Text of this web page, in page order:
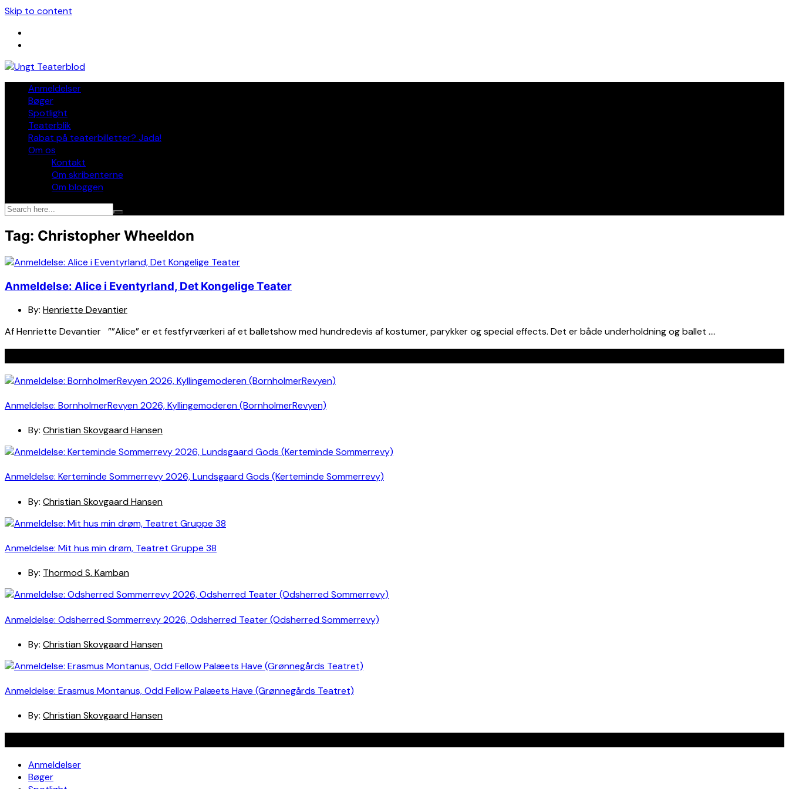
Skip to content
Anmeldelser
Bøger
Spotlight
Teaterblik
Rabat på teaterbilletter? Jada!
Om os
Kontakt
Om skribenterne
Om bloggen
Tag: Christopher Wheeldon
Anmeldelse: Alice i Eventyrland, Det Kongelige Teater
By: Henriette Devantier
Af Henriette Devantier ””Alice” er et festfyrværkeri af et balletshow med hundredevis af kostumer, parykker og special effects. Det er både underholdning og ballet ….
Anmeldelse: BornholmerRevyen 2026, Kyllingemoderen (BornholmerRevyen)
By: Christian Skovgaard Hansen
Anmeldelse: Kerteminde Sommerrevy 2026, Lundsgaard Gods (Kerteminde Sommerrevy)
By: Christian Skovgaard Hansen
Anmeldelse: Mit hus min drøm, Teatret Gruppe 38
By: Thormod S. Kamban
Anmeldelse: Odsherred Sommerrevy 2026, Odsherred Teater (Odsherred Sommerrevy)
By: Christian Skovgaard Hansen
Anmeldelse: Erasmus Montanus, Odd Fellow Palæets Have (Grønnegårds Teatret)
By: Christian Skovgaard Hansen
Anmeldelser
Bøger